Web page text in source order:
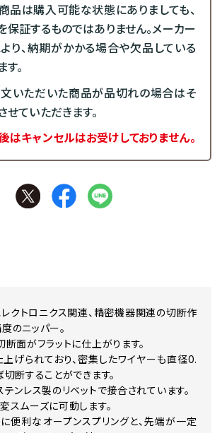
品は購入可能な状態にありましても、
保証するものではありません。メーカー
り、納期がかかる場合や欠品している
。
いただいた商品が品切れの場合はそ
ていただきます。
キャンセルはお受けしておりません。
クトロニクス関連、精密機器関連の切断作
のニッパー。
断面がフラットに仕上がります。
げられており、密集したワイヤーも直径0.
断することができます。
テンレス製のリベットで接合されています。
スムーズに可動します。
便利なオープンスプリングと、先端が一定